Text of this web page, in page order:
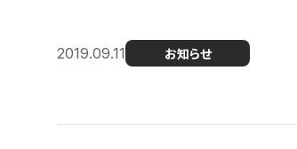
2019.09.11 お知らせ